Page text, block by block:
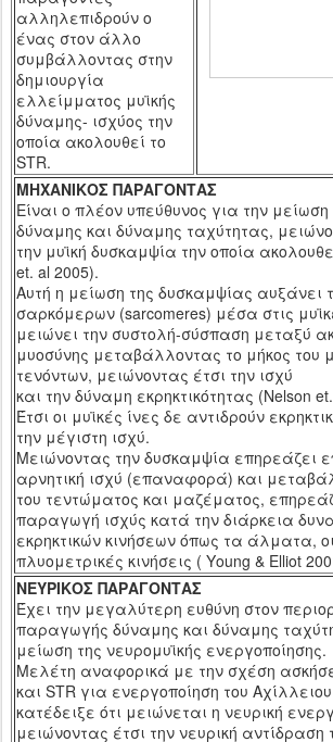
αλληλεπιδρούν ο
ένας στον άλλο
συμβάλλοντας στην
δημιουργία
ελλείμματος μυϊκής
δύναμης- ισχύος την
οποία ακολουθεί το
STR.
ΜΗΧΑΝΙΚΟΣ ΠΑΡΑΓΟΝΤΑΣ
Είναι ο πλέον υπεύθυνος για την
δύναμης και δύναμης ταχύτητας,
την μυϊκή δυσκαμψία την οποία
et. al 2005).
Αυτή η μείωση της δυσκαμψίας αυξάνει
σαρκόμερων (sarcomeres) μέσα στις
μειώνει την συστολή-σύσπαση μεταξύ
μυοσύνης μεταβάλλοντας το μήκος του
τενόντων, μειώνοντας έτσι την ισχύ
και την δύναμη εκρηκτικότητας (Nelson et.
Έτσι οι μυϊκές ίνες δε αντιδρούν
την μέγιστη ισχύ.
Μειώνοντας την δυσκαμψία επηρεάζει
αρνητική ισχύ (επαναφορά) και
του τεντώματος και μαζέματος,
παραγωγή ισχύς κατά την διάρκεια
εκρηκτικών κινήσεων όπως τα άλματα, οι
πλυομετρικές κινήσεις ( Yοung & Elliot
ΝΕΥΡΙΚΟΣ ΠΑΡΑΓΟΝΤΑΣ
Έχει την μεγαλύτερη ευθύνη στον
παραγωγής δύναμης και δύναμης
μείωση της νευρομυϊκής ενεργοποίησης.
Μελέτη αναφορικά με την σχέση
και STR για ενεργοποίηση του
κατέδειξε ότι μειώνεται η νευρική
μειώνοντας έτσι την νευρική αντίδραση